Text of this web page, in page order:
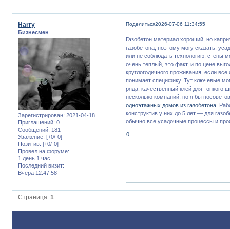
Поделиться2026-07-06 11:34:55
Harry
Бизнесмен
Зарегистрирован: 2021-04-18
Приглашений: 0
Сообщений: 181
Уважение: [+0/-0]
Позитив: [+0/-0]
Провел на форуме:
1 день 1 час
Последний визит:
Вчера 12:47:58
Газобетон материал хороший, но
газобетона, поэтому могу сказать:
или не соблюдать технологию, стены
очень теплый, это факт, и по цене
круглогодичного проживания, если
понимает специфику. Тут ключевые
ряда, качественный клей для тонкого
несколько компаний, но я бы
одноэтажных домов из газобетона .
конструктив у них до 5 лет — для
обычно все усадочные процессы и
0
Страница:1